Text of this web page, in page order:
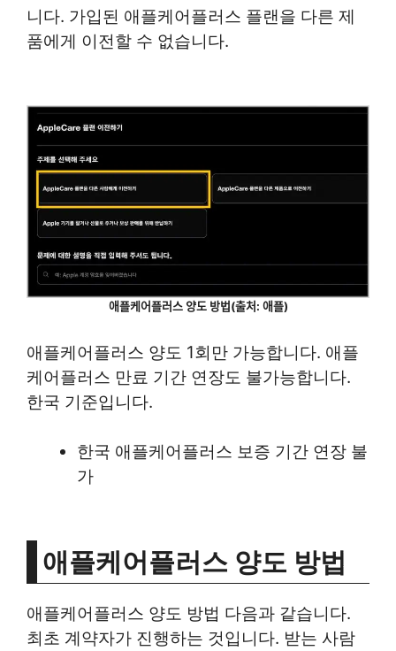
니다. 가입된 애플케어플러스 플랜을 다른 제
품에게 이전할 수 없습니다.
애플케어플러스 양도 방법(출처: 애플)
애플케어플러스 양도 1회만 가능합니다. 애플
케어플러스 만료 기간 연장도 불가능합니다.
한국 기준입니다.
한국 애플케어플러스 보증 기간 연장 불
가
애플케어플러스 양도 방법
애플케어플러스 양도 방법 다음과 같습니다.
최초 계약자가 진행하는 것입니다. 받는 사람